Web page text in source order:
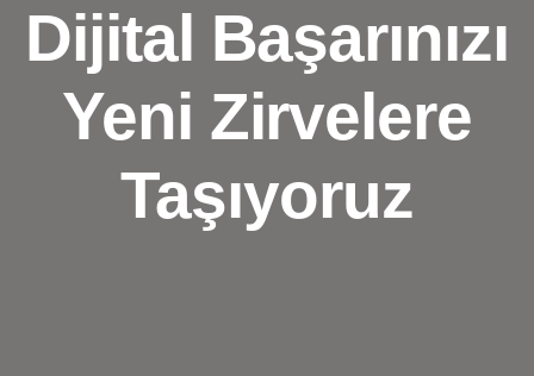
Dijital Başarınızı
Yeni Zirvelere
Taşıyoruz